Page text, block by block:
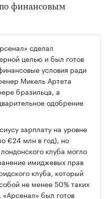
финансовым
сделал
целью и был готов
условия ради
Микель Артета
бразильца, а
одобрение
зарплату на уровне
€24 млн в год), но
клуба могло
имиджевых прав
клуба, который
не менее 50% таких
«Арсенал» был готов